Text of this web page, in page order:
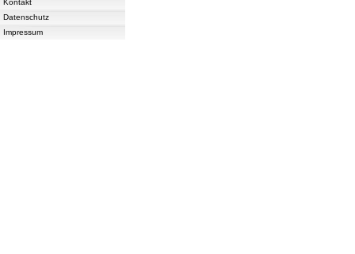
Kontakt
Datenschutz
Impressum